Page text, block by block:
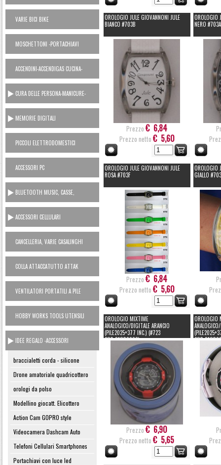
VARIE BICI BIKE
MOSCHETTONI -PORTACHIAVI
ACCENDINI-ACCENDIGAS CUCINA-
RICARICA GAS
CURA DELLE PERSONA-MANICURE-
LAMETTE
MEMORIE DIGITALI
PICCOLI ELETTRODOMESTICI
AC230V
ACCESSORI PC
BLUETOOTH MUSIC, CASSE,
CUFFIE, MICROFONI, RADIO...
ACCESSORI CELLULARI
SMARTPHONES
CANCELLERIA, VARIE CASALINGHI
COLLA ATTACCATUTTO ATTAK
VENTILATORI PORTATILI A PILE
HOBBY WORKS TOOLS UTENSILI
CASA
IDEE REGALO -ACCESSORI
braccialetti corda - silicone
Drone amatoriale quadricottero
orologi da polso
Modellino giocatt. Elicottero
Action Cam GOPRO style
Videocamera Dashcam Auto
Telefoni Cellulari Smartphones
Portachiavi con luce led
OROLOGIO JULE GIOVANNONI JULE
BIANCO #703B
Prezzo € 6,84
Prezzo netto € 5,60
OROLOGIO
NERO #703A
OROLOGIO JULE GIOVANNONI JULE
ROSA #703F
Prezzo € 6,84
Prezzo netto € 5,60
OROLOGIO
GIALLO
OROLOGIO MIXTIME
ANALOGICO/DIGITALE ARANCIO
(PILE2025+377 INC.) (#723
COD.81OR8006)
Prezzo € 6,90
Prezzo netto € 5,65
OROLOGIO